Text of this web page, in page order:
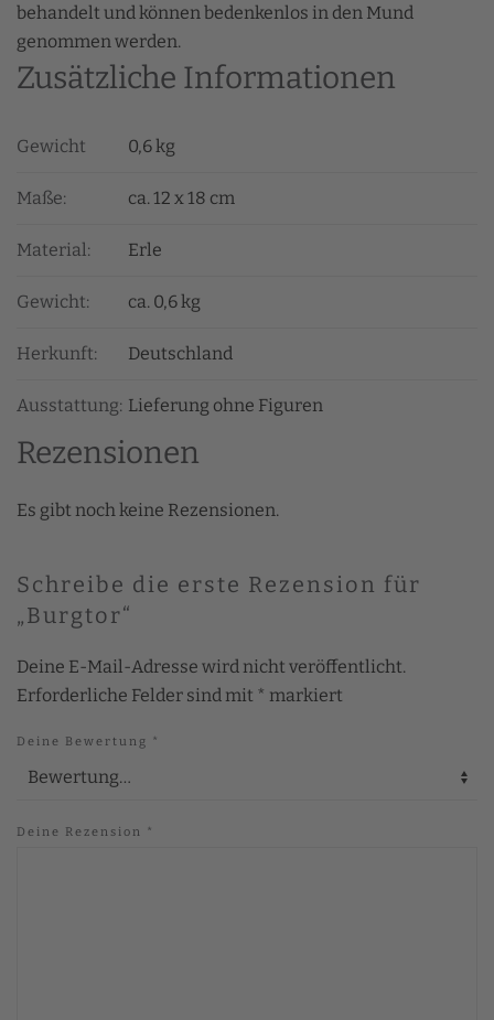
behandelt und können bedenkenlos in den Mund
genommen werden.
Zusätzliche Informationen
Gewicht 0,6 kg
Maße: ca. 12 x 18 cm
Material: Erle
Gewicht: ca. 0,6 kg
Herkunft: Deutschland
Ausstattung: Lieferung ohne Figuren
Rezensionen
Es gibt noch keine Rezensionen.
Schreibe die erste Rezension für
„Burgtor“
Deine E-Mail-Adresse wird nicht veröffentlicht.
Erforderliche Felder sind mit * markiert
Deine Bewertung *
Deine Rezension *